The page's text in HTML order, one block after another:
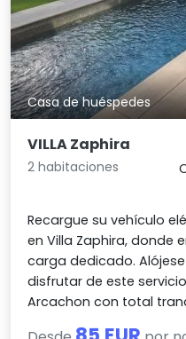
Casa de huéspedes
VILLA Zaphira
2 habitaciones
Recargue su vehículo
en Villa Zaphira, donde
carga dedicado.
disfrutar de este
Arcachon con total